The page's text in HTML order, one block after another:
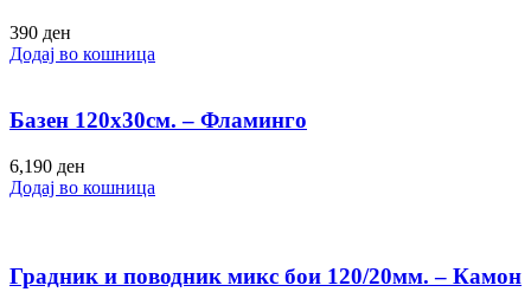
390 ден
Додај во кошница
Базен 120х30см. – Фламинго
6,190 ден
Додај во кошница
Градник и поводник микс бои 120/20мм. – Камон